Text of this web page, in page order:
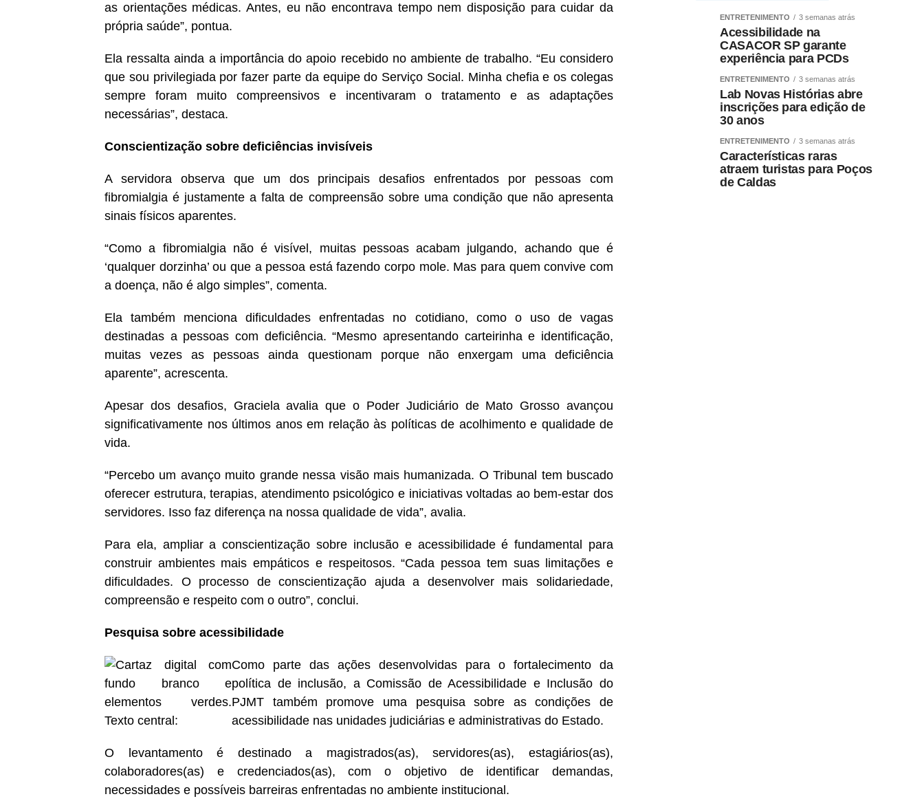
as orientações médicas. Antes, eu não encontrava tempo nem disposição para cuidar da
própria saúde”, pontua.
Ela ressalta ainda a importância do apoio recebido no ambiente de trabalho. “Eu considero
que sou privilegiada por fazer parte da equipe do Serviço Social. Minha chefia e os colegas
sempre foram muito compreensivos e incentivaram o tratamento e as adaptações
necessárias”, destaca.
Conscientização sobre deficiências invisíveis
A servidora observa que um dos principais desafios enfrentados por pessoas com
fibromialgia é justamente a falta de compreensão sobre uma condição que não apresenta
sinais físicos aparentes.
“Como a fibromialgia não é visível, muitas pessoas acabam julgando, achando que é
‘qualquer dorzinha’ ou que a pessoa está fazendo corpo mole. Mas para quem convive com
a doença, não é algo simples”, comenta.
Ela também menciona dificuldades enfrentadas no cotidiano, como o uso de vagas
destinadas a pessoas com deficiência. “Mesmo apresentando carteirinha e identificação,
muitas vezes as pessoas ainda questionam porque não enxergam uma deficiência
aparente”, acrescenta.
Apesar dos desafios, Graciela avalia que o Poder Judiciário de Mato Grosso avançou
significativamente nos últimos anos em relação às políticas de acolhimento e qualidade de
vida.
“Percebo um avanço muito grande nessa visão mais humanizada. O Tribunal tem buscado
oferecer estrutura, terapias, atendimento psicológico e iniciativas voltadas ao bem-estar dos
servidores. Isso faz diferença na nossa qualidade de vida”, avalia.
Para ela, ampliar a conscientização sobre inclusão e acessibilidade é fundamental para
construir ambientes mais empáticos e respeitosos. “Cada pessoa tem suas limitações e
dificuldades. O processo de conscientização ajuda a desenvolver mais solidariedade,
compreensão e respeito com o outro”, conclui.
Pesquisa sobre acessibilidade
Como parte das ações desenvolvidas para o fortalecimento da
política de inclusão, a Comissão de Acessibilidade e Inclusão do
PJMT também promove uma pesquisa sobre as condições de
acessibilidade nas unidades judiciárias e administrativas do Estado.
O levantamento é destinado a magistrados(as), servidores(as), estagiários(as),
colaboradores(as) e credenciados(as), com o objetivo de identificar demandas,
necessidades e possíveis barreiras enfrentadas no ambiente institucional.
ENTRETENIMENTO 3 semanas atrás
Acessibilidade na
CASACOR SP garante
experiência para PCDs
ENTRETENIMENTO 3 semanas atrás
Lab Novas Histórias abre
inscrições para edição de
30 anos
ENTRETENIMENTO 3 semanas atrás
Características raras
atraem turistas para Poços
de Caldas